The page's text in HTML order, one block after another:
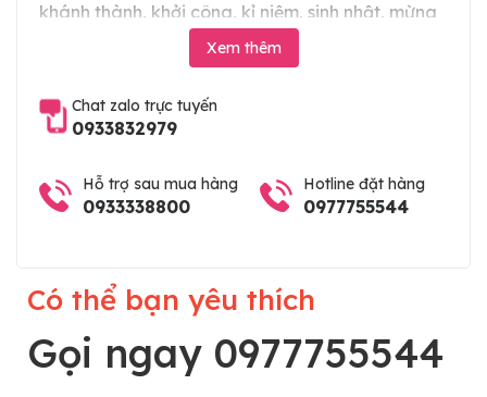
khánh thành, khởi công, kỉ niệm, sinh nhật, mừng
thọ, mừng cưới, tân gia và các ngày lễ tết trong
Xem thêm
Chat zalo trực tuyến
0933832979
Hỗ trợ sau mua hàng
0933338800
Hotline đặt hàng
0977755544
Có thể bạn yêu thích
Gọi ngay 0977755544